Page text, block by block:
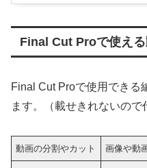
Final Cut Proで使え
Final Cut Proで使用できる
ます。（載せきれないので
動画の分割やカット 画像や動